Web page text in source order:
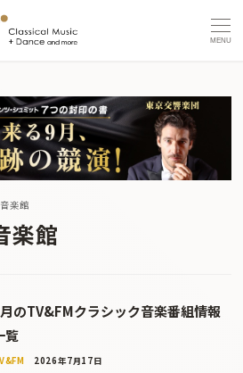
MENU
楽館
楽館
のTV&FMクラシック音楽番組情報
覧
2026年7月17日